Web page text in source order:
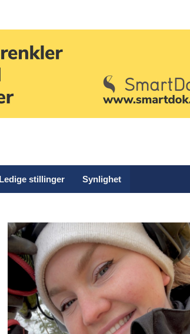
Ledige stillinger Synlighet